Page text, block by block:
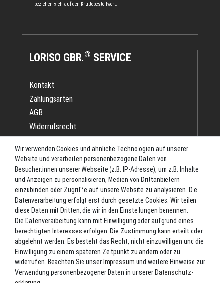
beziehen sich auf den Bruttobestellwert.
LORISO GBR.® SERVICE
Kontakt
Zahlungsarten
AGB
Widerrufsrecht
Datenschutz
Batterieverordnung
Versand
Blog
TOP-KATEGORIEN
Angel-Rollen
Angel-Zubehör
Bekleidung
Camping
Wir verwenden Cookies und ähnliche Technologien auf unserer
Website und verarbeiten personenbezogene Daten von
Besucher:innen unserer Webseite (z.B. IP-Adresse), um z.B. Inhalte
und Anzeigen zu personalisieren, Medien von Drittanbietern
einzubinden oder Zugriffe auf unsere Website zu analysieren. Die
Datenverarbeitung erfolgt erst durch gesetzte Cookies. Wir teilen
diese Daten mit Dritten, die wir in den Einstellungen benennen.
Die Datenverarbeitung kann mit Einwilligung oder aufgrund eines
berechtigten Interesses erfolgen. Die Zustimmung kann erteilt oder
abgelehnt werden. Es besteht das Recht, nicht einzuwilligen und die
Einwilligung zu einem späteren Zeitpunkt zu ändern oder zu
widerrufen. Beachten Sie unser Impressum und weitere Hinweise zur
Verwendung personenbezogener Daten in unserer Daten­schutz­